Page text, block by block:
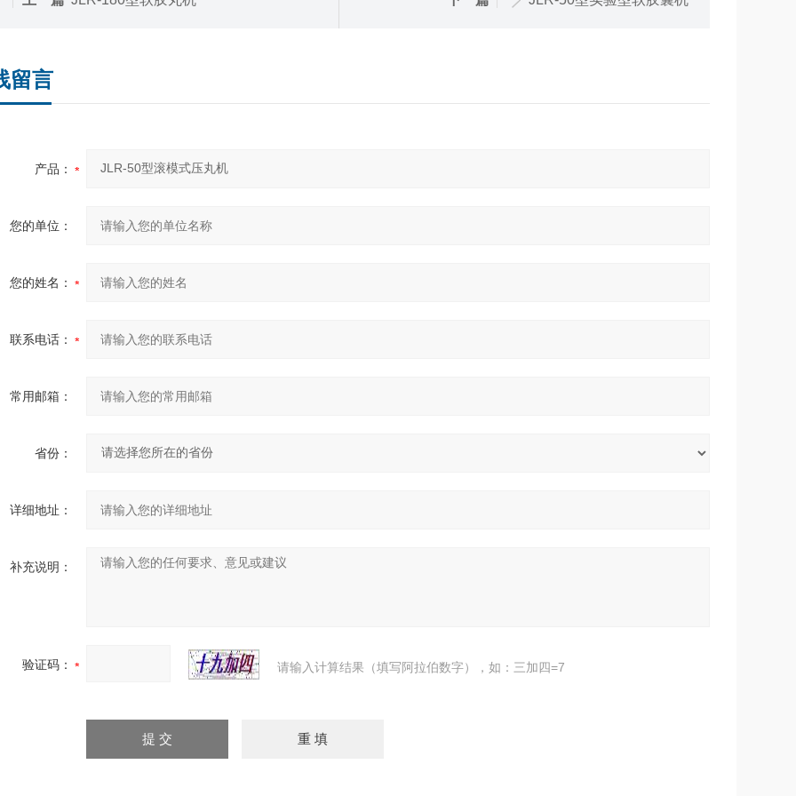
留言
产品：
您的单位：
您的姓名：
联系电话：
常用邮箱：
省份：
详细地址：
补充说明：
验证码： 请输入计算结果（填写阿拉伯数字），如：三加四=7